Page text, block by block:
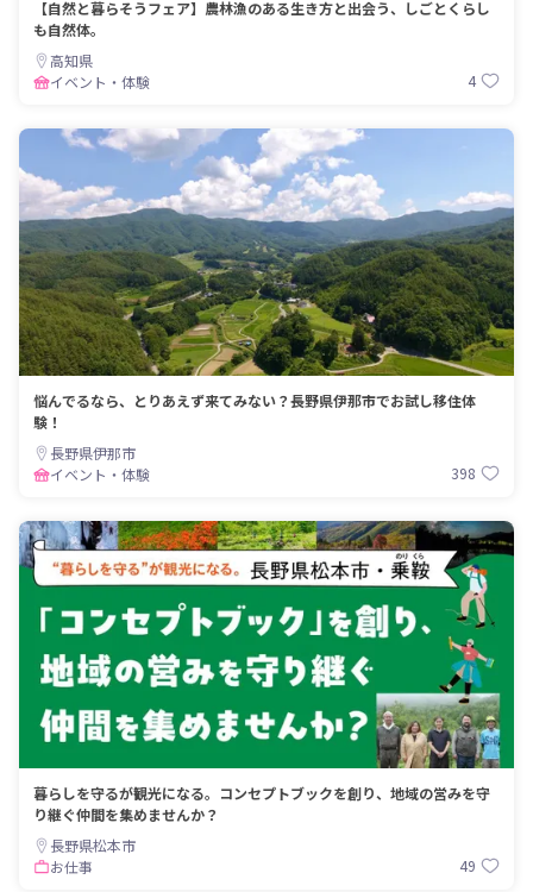
【自然と暮らそうフェア】農林漁のある生き方と出会う、しごとくらし
も自然体。
高知県
イベント・体験
4
悩んでるなら、とりあえず来てみない？長野県伊那市でお試し移住体
験！
長野県伊那市
イベント・体験
398
暮らしを守るが観光になる。コンセプトブックを創り、地域の営みを守
り継ぐ仲間を集めませんか？
長野県松本市
お仕事
49